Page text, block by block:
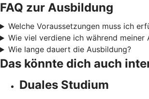
FAQ zur Ausbildung
Welche Voraussetzungen muss ich
Wie viel verdiene ich während meiner
Wie lange dauert die Ausbildung?
Das könnte dich auch
Duales Studium